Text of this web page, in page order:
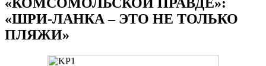
«ШРИ-ЛАНКА – ЭТО НЕ ТОЛЬКО
ПЛЯЖИ»